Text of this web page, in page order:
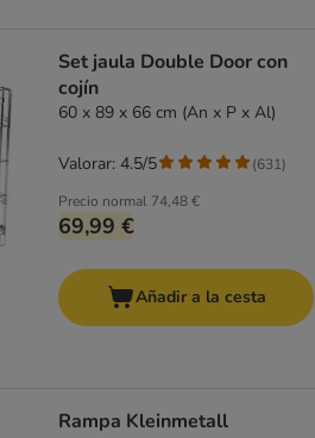
Set jaula Double Door con
cojín
60 x 89 x 66 cm (An x P x Al)
Precio normal 74,48 €
69,99 €
Valorar: 4.5/5 (631)
Añadir a la cesta
Rampa Kleinmetall